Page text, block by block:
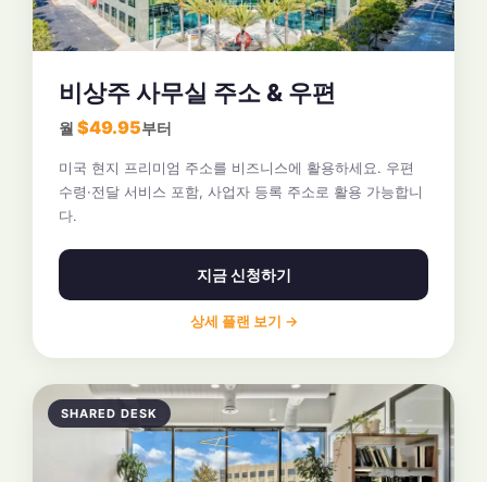
비상주 사무실 주소 & 우편
월 $49.95부터
미국 현지 프리미엄 주소를 비즈니스에 활용하세요. 우편
수령·전달 서비스 포함, 사업자 등록 주소로 활용 가능합니
다.
지금 신청하기
상세 플랜 보기 →
SHARED DESK